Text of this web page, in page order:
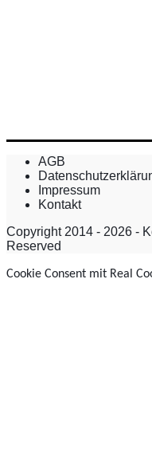
AGB
Impressum
Kontakt
Copyright 2014 - 2026 -
Reserved
Cookie Consent mit Real